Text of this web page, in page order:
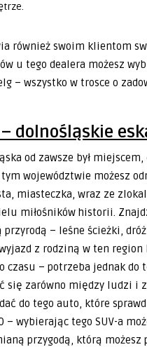
również swoim klientom
u tego dealera możesz
– wszystko w trosce o
– dolnośląskie
od zawsze był
tym województwie możesz
miasteczka, wraz ze
miłośników historii.
przyrodą – leśne ścieżki,
z rodziną w ten
czasu – potrzeba jednak do
się zarówno między ludzi i
do tego auto, które
– wybierając tego SUV-a
przygodą, którą możesz